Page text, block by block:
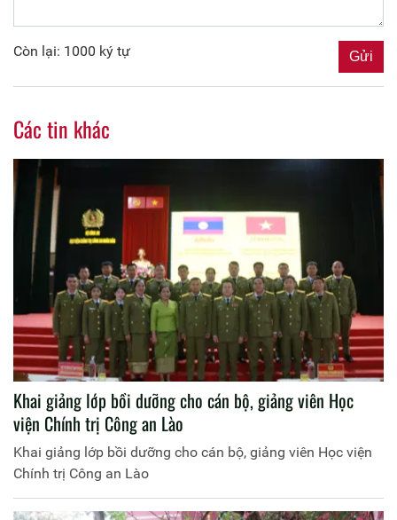
Còn lại: 1000 ký tự
Các tin khác
Khai giảng lớp bồi dưỡng cho cán bộ, giảng viên Học
viện Chính trị Công an Lào
Khai giảng lớp bồi dưỡng cho cán bộ, giảng viên Học viện
Chính trị Công an Lào